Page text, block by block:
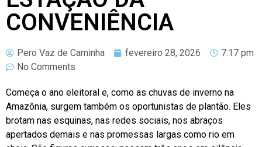
CONVENIÊNCIA
Pero Vaz de Caminha fevereiro 28, 2026
7:17 pm
No Comments
Começa o ano eleitoral e, como as chuvas de inverno na
Amazônia, surgem também os oportunistas de plantão. Eles
brotam nas esquinas, nas redes sociais, nos abraços
apertados demais e nas promessas largas como rio em